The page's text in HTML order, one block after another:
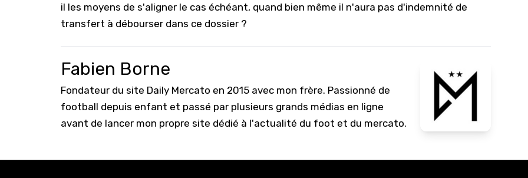
il les moyens de s'aligner le cas échéant, quand bien même il n'aura pas d'indemnité de
transfert à débourser dans ce dossier ?
Fabien Borne
Fondateur du site Daily Mercato en 2015 avec mon frère. Passionné de
football depuis enfant et passé par plusieurs grands médias en ligne
avant de lancer mon propre site dédié à l'actualité du foot et du mercato.